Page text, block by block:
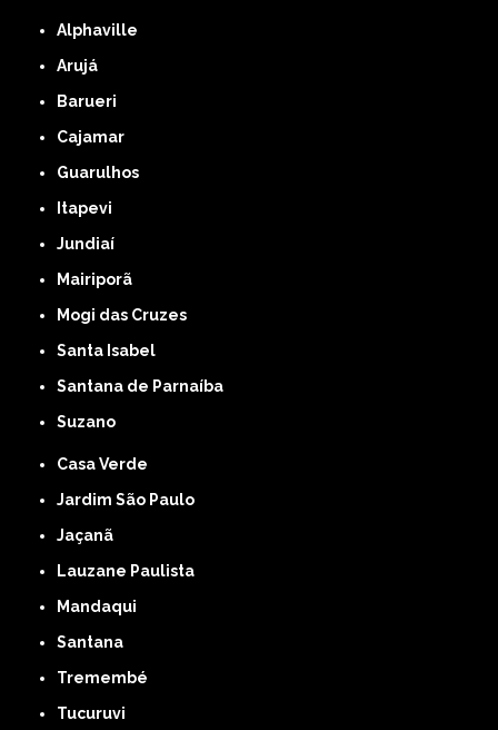
Alphaville
Arujá
Barueri
Cajamar
Guarulhos
Itapevi
Jundiaí
Mairiporã
Mogi das Cruzes
Santa Isabel
Santana de Parnaíba
Suzano
Casa Verde
Jardim São Paulo
Jaçanã
Lauzane Paulista
Mandaqui
Santana
Tremembé
Tucuruvi